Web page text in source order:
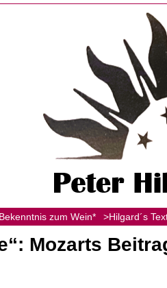
zum Wein* >Hilgard´s
Mozarts